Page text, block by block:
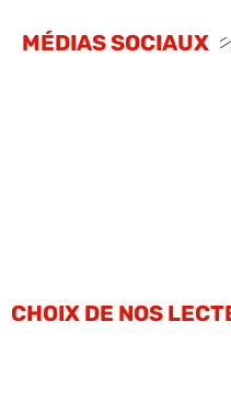
MÉDIAS SOCIAUX
CHOIX DE NOS